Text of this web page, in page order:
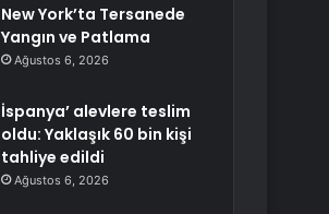
New York’ta Tersanede
Yangın ve Patlama
Ağustos 6, 2026
İspanya’ alevlere teslim
oldu: Yaklaşık 60 bin kişi
tahliye edildi
Ağustos 6, 2026